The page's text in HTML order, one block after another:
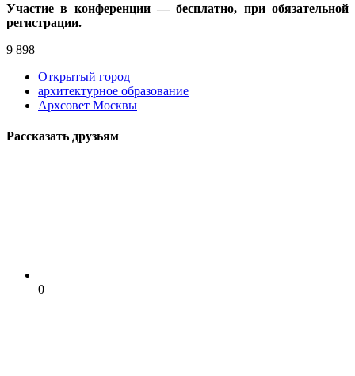
Участие в конференции — бесплатно, при обязательной
регистрации.
9 898
Открытый город
архитектурное образование
Архсовет Москвы
Рассказать друзьям
0